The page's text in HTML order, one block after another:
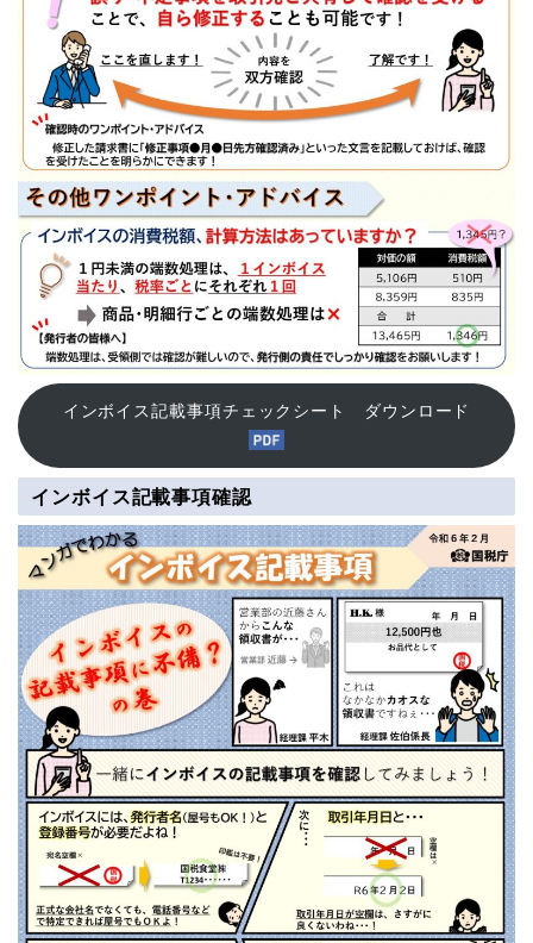
インボイス記載事項チェックシート ダウンロード
インボイス記載事項確認